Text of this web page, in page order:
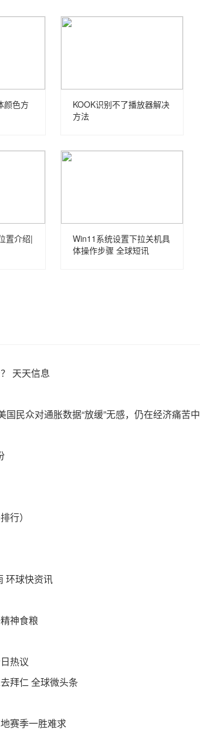
颜色方
KOOK识别不了播放器解决
方法
置介绍|
Win11系统设置下拉关机具
体操作步骤 全球短讯
天天信息
民众对通胀数据“放缓”无感，仍在经济痛苦中
行）
环球快资讯
神食粮
热议
拜仁 全球微头条
赛季一胜难求